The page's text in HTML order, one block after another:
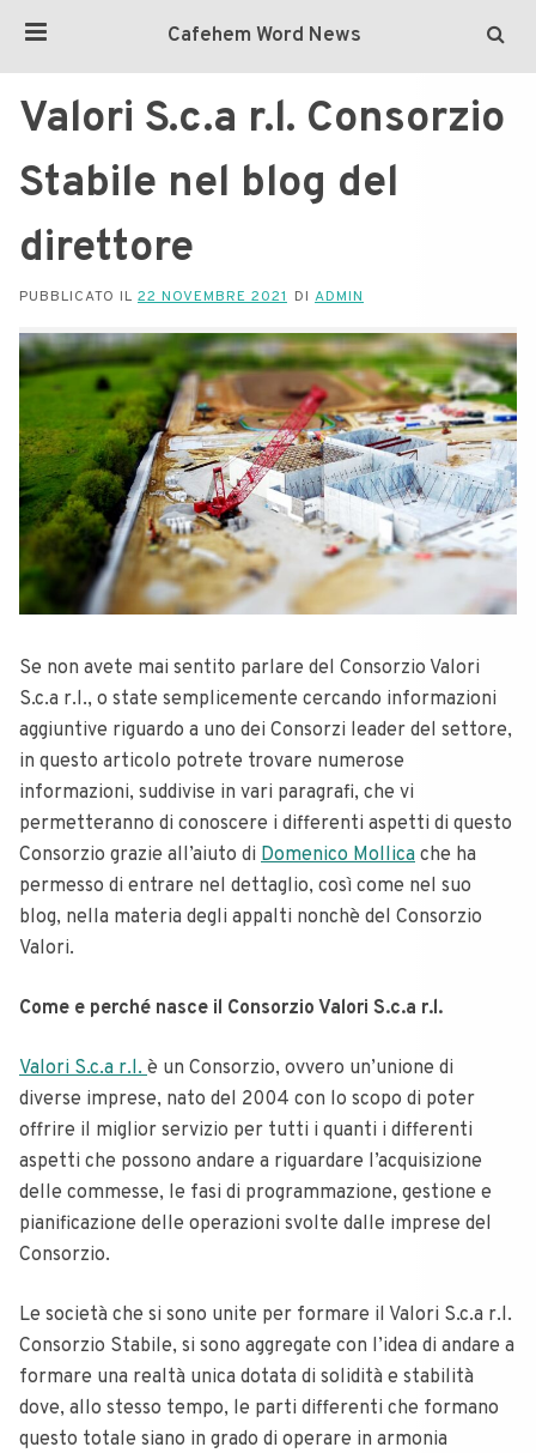
Cafehem Word News
Valori S.c.a r.l. Consorzio
Stabile nel blog del
direttore
PUBBLICATO IL 22 NOVEMBRE 2021 DI ADMIN
Se non avete mai sentito parlare del Consorzio Valori
S.c.a r.l., o state semplicemente cercando informazioni
aggiuntive riguardo a uno dei Consorzi leader del settore,
in questo articolo potrete trovare numerose
informazioni, suddivise in vari paragrafi, che vi
permetteranno di conoscere i differenti aspetti di questo
Consorzio grazie all’aiuto di Domenico Mollica che ha
permesso di entrare nel dettaglio, così come nel suo
blog, nella materia degli appalti nonchè del Consorzio
Valori.
Come e perché nasce il Consorzio Valori S.c.a r.l.
Valori S.c.a r.l. è un Consorzio, ovvero un’unione di
diverse imprese, nato del 2004 con lo scopo di poter
offrire il miglior servizio per tutti i quanti i differenti
aspetti che possono andare a riguardare l’acquisizione
delle commesse, le fasi di programmazione, gestione e
pianificazione delle operazioni svolte dalle imprese del
Consorzio.
Le società che si sono unite per formare il Valori S.c.a r.l.
Consorzio Stabile, si sono aggregate con l’idea di andare a
formare una realtà unica dotata di solidità e stabilità
dove, allo stesso tempo, le parti differenti che formano
questo totale siano in grado di operare in armonia